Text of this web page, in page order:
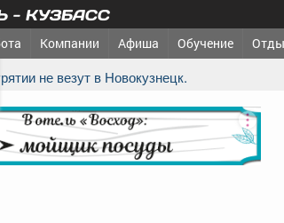
- КУЗБАСС
Компании Афиша Обучение
не везут в Новокузнецк.